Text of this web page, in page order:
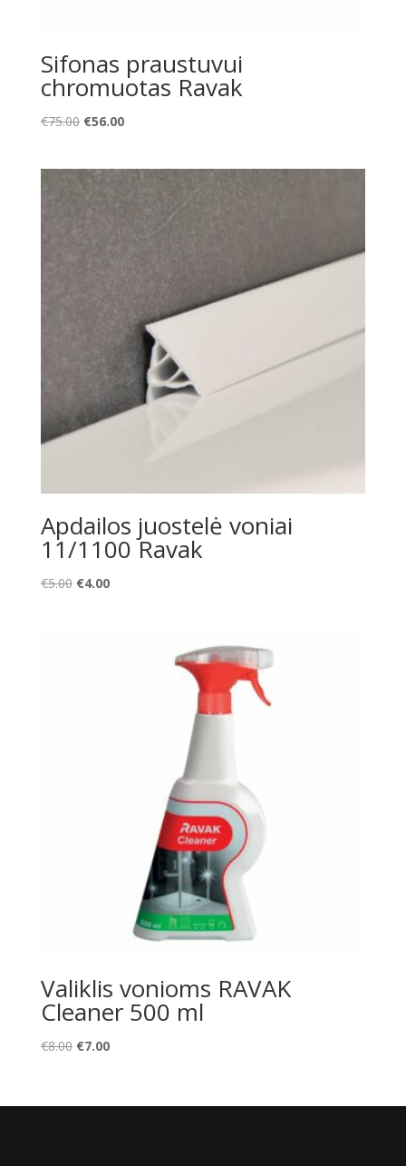
Sifonas praustuvui
chromuotas Ravak
€75.00 Original
€75.00.
€56.00Current
€56.00.
Apdailos juostelė voniai
11/1100 Ravak
€5.00 Original
€4.00Current
Valiklis vonioms RAVAK
Cleaner 500 ml
€8.00 Original
€8.00.
€7.00Current
€7.00.